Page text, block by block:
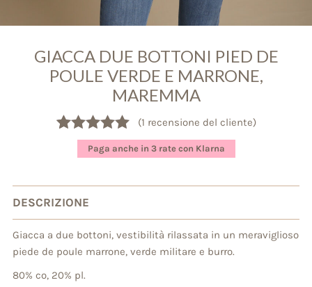
GIACCA DUE BOTTONI PIED DE
POULE VERDE E MARRONE,
MAREMMA
Valutato5.00
su 5 su
recensioni
(1 recensione del cliente)
Paga anche in 3 rate con Klarna
DESCRIZIONE
Giacca a due bottoni, vestibilità rilassata in un meraviglioso
piede de poule marrone, verde militare e burro.
80% co, 20% pl.